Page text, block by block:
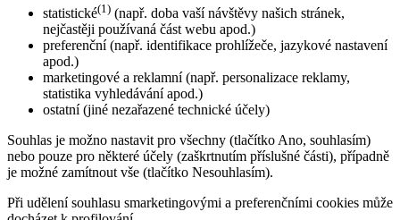
statistické(1) (např. doba vaší návštěvy našich stránek,
nejčastěji používaná část webu apod.)
preferenční (např. identifikace prohlížeče, jazykové nastavení
apod.)
marketingové a reklamní (např. personalizace reklamy,
statistika vyhledávání apod.)
ostatní (jiné nezařazené technické účely)
Souhlas je možno nastavit pro všechny (tlačítko Ano, souhlasím)
nebo pouze pro některé účely (zaškrtnutím příslušné části), případně
je možné zamítnout vše (tlačítko Nesouhlasím).
Při udělení souhlasu smarketingovými a preferenčními cookies může